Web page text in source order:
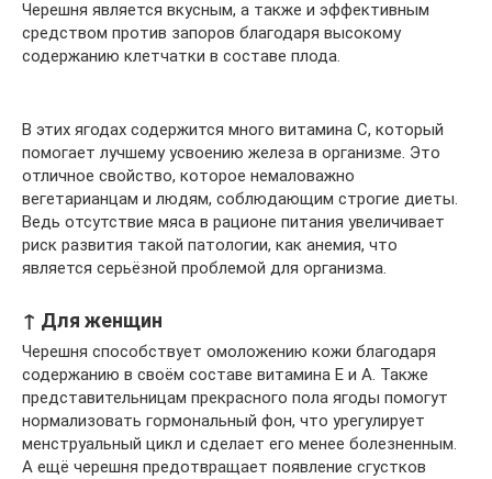
Черешня является вкусным, а также и эффективным
средством против запоров благодаря высокому
содержанию клетчатки в составе плода.
В этих ягодах содержится много витамина С, который
помогает лучшему усвоению железа в организме. Это
отличное свойство, которое немаловажно
вегетарианцам и людям, соблюдающим строгие диеты.
Ведь отсутствие мяса в рационе питания увеличивает
риск развития такой патологии, как анемия, что
является серьёзной проблемой для организма.
↑ Для женщин
Черешня способствует омоложению кожи благодаря
содержанию в своём составе витамина Е и А. Также
представительницам прекрасного пола ягоды помогут
нормализовать гормональный фон, что урегулирует
менструальный цикл и сделает его менее болезненным.
А ещё черешня предотвращает появление сгустков